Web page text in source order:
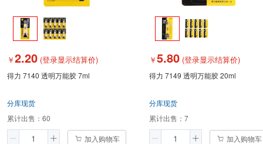
￥2.20 (登录显示结算价)
得力 7140 透明万能胶 7ml
分库现货
累计出售： 60
加入购物车
￥5.80 (登录显示结算价)
得力 7149 透明万能胶 20ml
分库现货
累计出售： 7
加入购物车